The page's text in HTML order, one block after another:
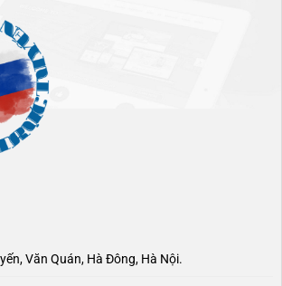
Văn Quán, Hà Đông, Hà Nội.